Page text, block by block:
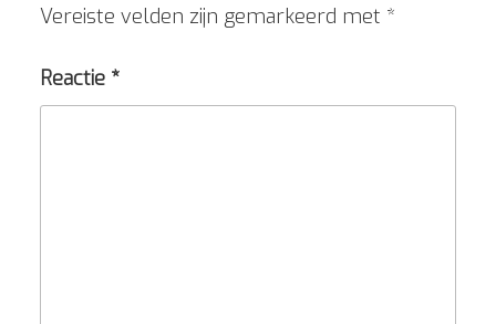
Vereiste velden zijn gemarkeerd met *
Reactie *